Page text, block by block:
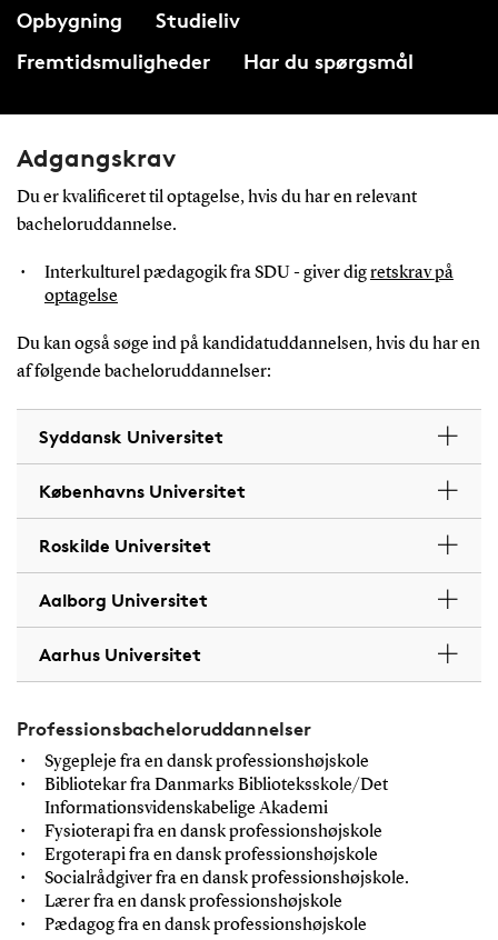
Opbygning
Studieliv
Fremtidsmuligheder
Har du spørgsmål
Adgangskrav
Du er kvalificeret til optagelse, hvis du har en relevant
bacheloruddannelse.
Interkulturel pædagogik fra SDU - giver digretskrav på
optagelse
Du kan også søge ind på kandidatuddannelsen, hvis du har en
af følgende bacheloruddannelser:
Syddansk Universitet
Københavns Universitet
Roskilde Universitet
Aalborg Universitet
Aarhus Universitet
Professionsbacheloruddannelser
Sygepleje fra en dansk professionshøjskole
Bibliotekar fra Danmarks Biblioteksskole/Det
Informationsvidenskabelige Akademi
Fysioterapi fra en dansk professionshøjskole
Ergoterapi fra en dansk professionshøjskole
Socialrådgiver fra en dansk professionshøjskole.
Lærer fra en dansk professionshøjskole
Pædagog fra en dansk professionshøjskole